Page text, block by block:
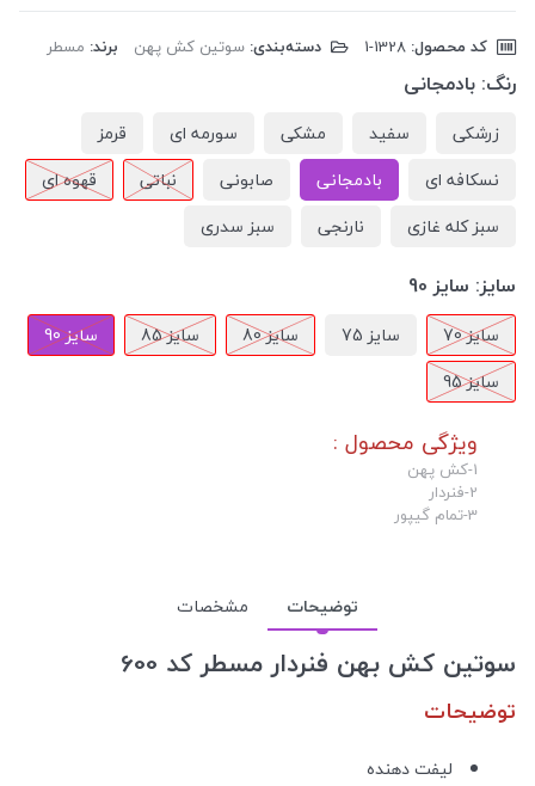
کد محصول: دسته‌بندی: سوتین کش پهن برند: مسطر
رنگ: بادمجانی
زرشکی سفید مشکی سورمه ای
قرمز
نسکافه ای
بادمجانی صابونی نباتی
قهوه ای
سبز کله غازی
نارنجی سبز سدری
سایز: سایز 90
سایز 70 سایز 75 سایز 80 سایز 85
سایز 90
سایز 95
ویژگی محصول :
1-کش پهن
2-فنردار
3-تمام گیپور
توضیحات مشخصات
سوتین کش بهن فنردار مسطر کد 600
توضیحات
لیفت دهنده